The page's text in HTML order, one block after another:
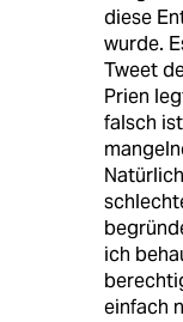
diese
wurde.
Tweet
Prien
falsch
ich
einfach